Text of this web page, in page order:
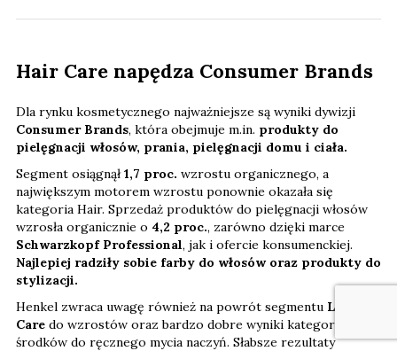
Hair Care napędza Consumer Brands
Dla rynku kosmetycznego najważniejsze są wyniki dywizji
Consumer Brands, która obejmuje m.in. produkty do
pielęgnacji włosów, prania, pielęgnacji domu i ciała.
Segment osiągnął1,7 proc. wzrostu organicznego, a
największym motorem wzrostu ponownie okazała się
kategoria Hair. Sprzedaż produktów do pielęgnacji włosów
wzrosła organicznie o 4,2 proc., zarówno dzięki marce
Schwarzkopf Professional, jak i ofercie konsumenckiej.
Najlepiej radziły sobie farby do włosów oraz produkty do
stylizacji.
Henkel zwraca uwagę również na powrót segmentu Laundry
Care do wzrostów oraz bardzo dobre wyniki kategorii
środków do ręcznego mycia naczyń. Słabsze rezultaty